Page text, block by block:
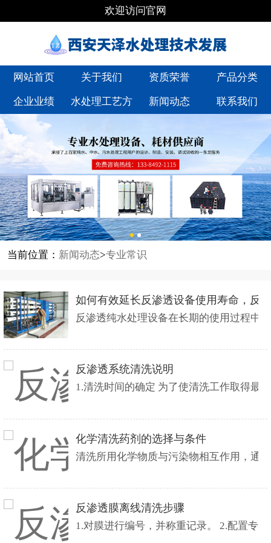
欢迎访问官网
网站首页 关于我们 资质荣誉 产品分类
企业业绩 水处理工艺方 新闻动态 联系我们
当前位置： 新闻动态>专业常识
如何有效延长反渗透设备使用寿命，反
反渗透纯水处理设备在长期的使用过程中
反渗透系统清洗说明
1.清洗时间的确定 为了使清洗工作取得最
化学清洗药剂的选择与条件
清洗所用化学物质与污染物相互作用，通
反渗透膜离线清洗步骤
1.对膜进行编号，并称重记录。 2.配置专